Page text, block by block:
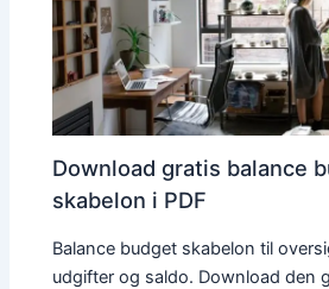
Download gratis balance
skabelon i PDF
Balance budget skabelon til
udgifter og saldo. Download den